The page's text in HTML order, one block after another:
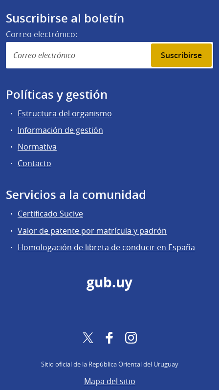
Suscribirse al boletín
Correo electrónico:
Suscribirse
Políticas y gestión
Estructura del organismo
Información de gestión
Normativa
Contacto
Servicios a la comunidad
Certificado Sucive
Valor de patente por matrícula y padrón
Homologación de libreta de conducir en España
gub.uy
Twitter FacebookInstagram
Sitio oficial de la República Oriental del Uruguay
Mapa del sitio